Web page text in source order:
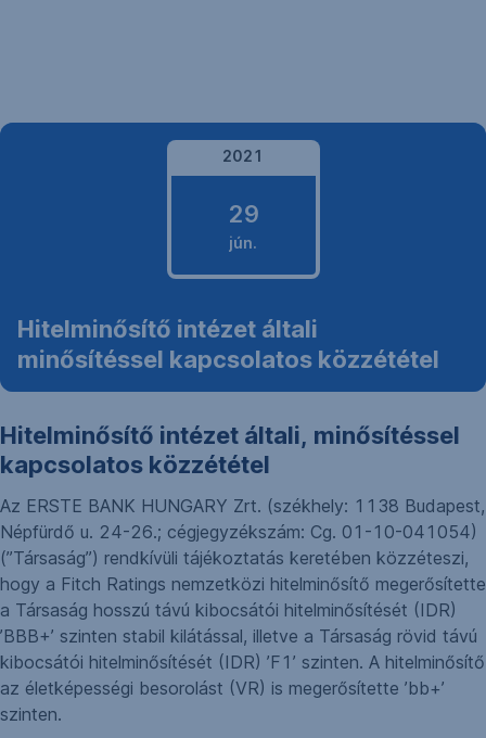
2021
29
jún.
2021.
június
Hitelminősítő intézet általi
minősítéssel kapcsolatos közzététel
Hitelminősítő intézet általi, minősítéssel
kapcsolatos közzététel
Az ERSTE BANK HUNGARY Zrt. (székhely: 1138 Budapest,
Népfürdő u. 24-26.; cégjegyzékszám: Cg. 01-10-041054)
(”Társaság”) rendkívüli tájékoztatás keretében közzéteszi,
hogy a Fitch Ratings nemzetközi hitelminősítő megerősítette
a Társaság hosszú távú kibocsátói hitelminősítését (IDR)
’BBB+’ szinten stabil kilátással, illetve a Társaság rövid távú
kibocsátói hitelminősítését (IDR) ’F1’ szinten. A hitelminősítő
az életképességi besorolást (VR) is megerősítette ’bb+’
szinten.